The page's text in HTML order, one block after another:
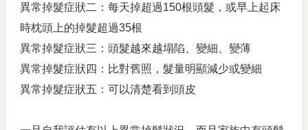
異常掉髮症狀二：每天掉超過150根頭髮，或早上起床
時枕頭上的掉髮超過35根
異常掉髮症狀三：頭髮越來越塌陷、變細、變薄
異常掉髮症狀四：比對舊照，髮量明顯減少或變細
異常掉髮症狀五：可以清楚看到頭皮